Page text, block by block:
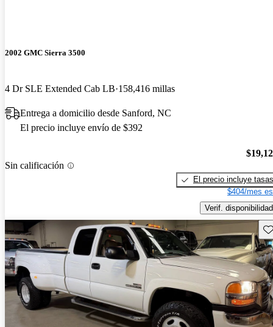
2002 GMC Sierra 3500
4 Dr SLE Extended Cab LB 158,416 millas
Entrega a domicilio desde Sanford, NC
El precio incluye envío de $392
Sin calificación
El precio incluye tasas
$404/mes
Verif. disponibilidad